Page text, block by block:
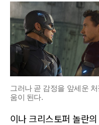
그러나 곧 감정을 앞세운
움이 된다.
이나 크리스토퍼 놀란